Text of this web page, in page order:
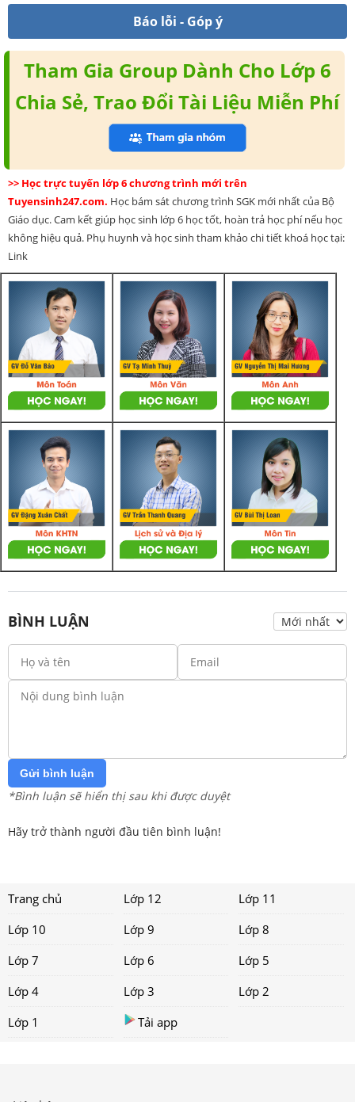
Báo lỗi - Góp ý
Tham Gia Group Dành Cho Lớp 6
Chia Sẻ, Trao Đổi Tài Liệu Miễn Phí
>> Học trực tuyến lớp 6 chương trình mới trên
Tuyensinh247.com. Học bám sát chương trình SGK mới nhất của Bộ
Giáo dục. Cam kết giúp học sinh lớp 6 học tốt, hoàn trả học phí nếu học
không hiệu quả. Phụ huynh và học sinh tham khảo chi tiết khoá học tại:
Link
BÌNH LUẬN
Gửi bình luận
*Bình luận sẽ hiển thị sau khi được duyệt
Hãy trở thành người đầu tiên bình luận!
Trang chủ Lớp 12
Lớp 11
Lớp 10
Lớp 9
Lớp 8
Lớp 7
Lớp 6
Lớp 5
Lớp 4
Lớp 3
Lớp 2
Lớp 1
Tải app